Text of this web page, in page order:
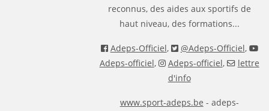
reconnus, des aides aux sportifs de
haut niveau, des formations...
Adeps-Officiel, @Adeps-Officiel,
Adeps-officiel, Adeps-officiel,
lettre
d'info
www.sport-adeps.be - adeps-